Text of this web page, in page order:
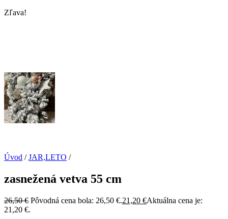
Zľava!
Úvod /JAR,LETO /
zasnežená vetva 55 cm
26,50€ Pôvodná cena bola: 26,50 €.21,20 €Aktuálna cena je:
21,20 €.